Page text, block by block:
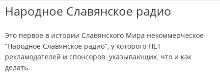
Народное Славянское радио
Это первое в истории Славянского Мира некоммерческое
"Народное Славянское радио", у которого НЕТ
рекламодателей и спонсоров, указывающих, что и как
делать.